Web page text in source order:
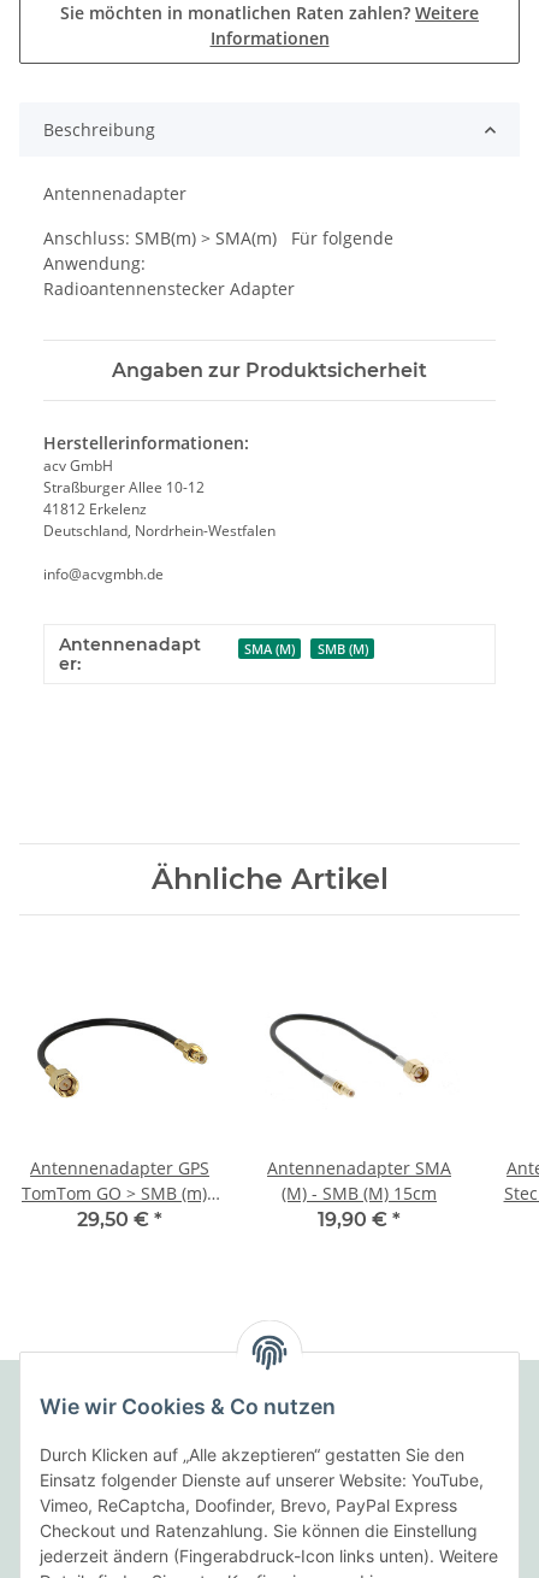
Sie möchten in monatlichen Raten zahlen? Weitere
Informationen
Beschreibung
Antennenadapter
Anschluss: SMB(m) > SMA(m) Für folgende
Anwendung:
Radioantennenstecker Adapter
Angaben zur Produktsicherheit
Herstellerinformationen:
acv GmbH
Straßburger Allee 10-12
41812 Erkelenz
Deutschland, Nordrhein-Westfalen
info@acvgmbh.de
Antennenadapt
er:
SMA (M) SMB (M)
Ähnliche Artikel
Antennenadapter GPS
TomTom GO > SMB (m) -
> SMA (m)
29,50 € *
Antennenadapter SMA
(M) - SMB (M) 15cm
19,90 € *
Folgende Zahlungsarten bieten wir an:
Wir versenden mit:
Wie wir Cookies & Co nutzen
Durch Klicken auf „Alle akzeptieren“ gestatten Sie den
Einsatz folgender Dienste auf unserer Website: YouTube,
Vimeo, ReCaptcha, Doofinder, Brevo, PayPal Express
Checkout und Ratenzahlung. Sie können die Einstellung
jederzeit ändern (Fingerabdruck-Icon links unten). Weitere